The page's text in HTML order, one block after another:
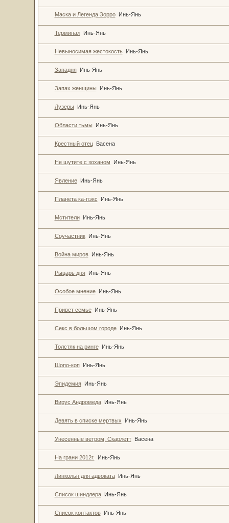
Маска и Легенда Зорро Инь-Янь
Терминал Инь-Янь
Невыносимая жестокость Инь-Янь
Западня Инь-Янь
Запах женщины Инь-Янь
Лузеры Инь-Янь
Области тьмы Инь-Янь
Крестный отец Васена
Не шутите с зоханом Инь-Янь
Явление Инь-Янь
Планета ка-пэкс Инь-Янь
Мстители Инь-Янь
Соучастник Инь-Янь
Война миров Инь-Янь
Рыцарь дня Инь-Янь
Особое мнение Инь-Янь
Привет семье Инь-Янь
Секс в большом городе Инь-Янь
Толстяк на ринге Инь-Янь
Шопо-коп Инь-Янь
Эпидемия Инь-Янь
Вирус Андромеда Инь-Янь
Девять в списке мертвых Инь-Янь
Унесенные ветром, Скарлетт Васена
На грани 2012г. Инь-Янь
Линкольн для адвоката Инь-Янь
Список шиндлера Инь-Янь
Список контактов Инь-Янь